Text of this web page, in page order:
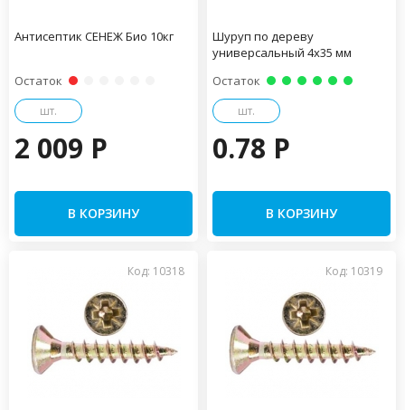
Антисептик СЕНЕЖ Био 10кг
Остаток
шт.
2 009 P
В КОРЗИНУ
Шуруп по дереву
универсальный 4х35 мм
Остаток
шт.
0.78 P
В КОРЗИНУ
Код: 10318 Код: 10319